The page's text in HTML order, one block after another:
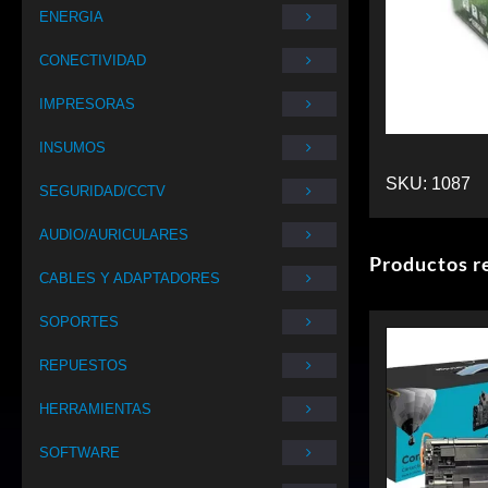
ENERGIA
CONECTIVIDAD
IMPRESORAS
INSUMOS
SEGURIDAD/CCTV
AUDIO/AURICULARES
CABLES Y ADAPTADORES
SOPORTES
REPUESTOS
HERRAMIENTAS
SOFTWARE
SKU: 1087
Productos